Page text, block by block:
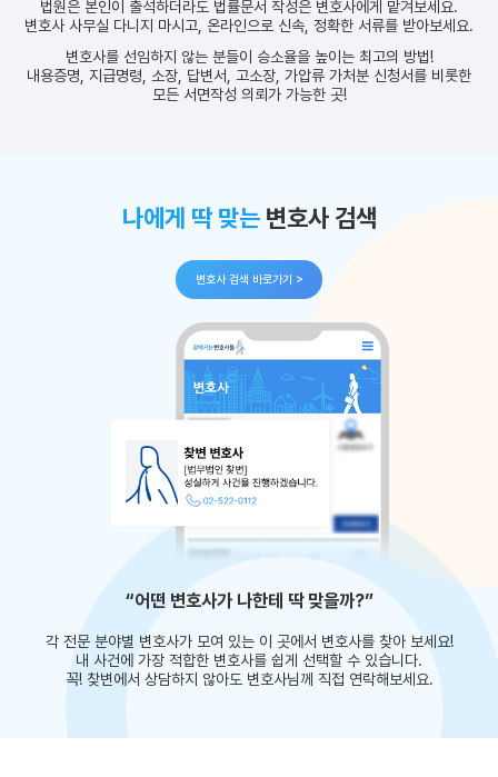
법원은 본인이 출석하더라도 법률문서 작성은 변호사에게 맡겨보세요.
변호사 사무실 다니지 마시고, 온라인으로 신속, 정확한 서류를 받아보세요.
변호사를 선임하지 않는 분들이 승소율을 높이는 최고의 방법!
내용증명, 지급명령, 소장, 답변서, 고소장, 가압류 가처분 신청서를 비롯한
모든 서면작성 의뢰가 가능한 곳!
나에게 딱 맞는변호사 검색
변호사 검색 바로가기 >
“어떤 변호사가 나한테 딱 맞을까?”
각 전문 분야별 변호사가 모여 있는 이 곳에서 변호사를 찾아 보세요!
내 사건에 가장 적합한 변호사를 쉽게 선택할 수 있습니다.
꼭! 찾변에서 상담하지 않아도 변호사님께 직접 연락해보세요.